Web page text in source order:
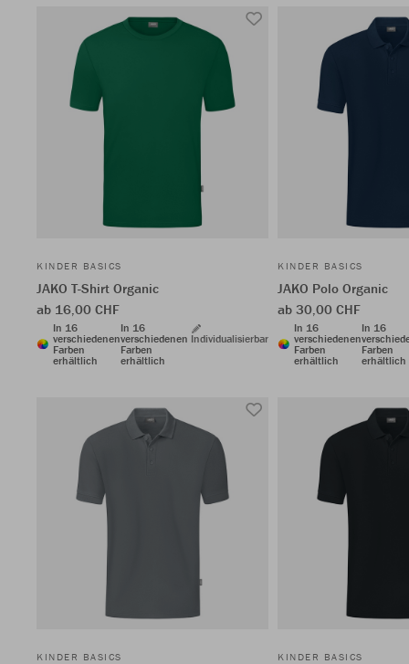
KINDER BASICS
JAKO T-Shirt Organic
ab 16,00 CHF
In 16
verschiedenen
Farben
erhältlich
In 16
verschiedenen
Farben
erhältlich
Individualisierbar
KINDER BASICS
JAKO Polo Organic
ab 30,00 CHF
In 16
verschiedenen
Farben
erhältlich
In 16
Farben
erhältlich
KINDER BASICS KINDER BASICS